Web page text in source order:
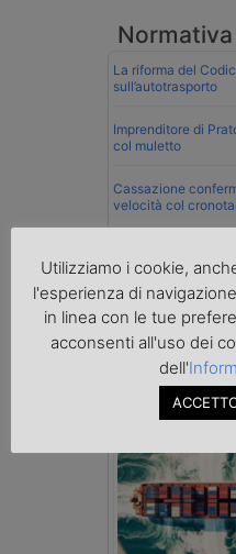
Normativa
La riforma del
sull’autotrasporto
Imprenditore di
col muletto
Cassazione
velocità col
spedizioniere-
Esenzione Iva nei
su tutta la filiera
Mare
Utilizziamo i cookie,
l'esperienza di
in linea con le tue
acconsenti all'uso dei
dell'